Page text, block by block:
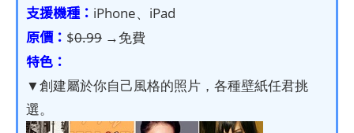
支援機種： iPhone、iPad
原價： $0.99 →免費
特色：
▼創建屬於你自己風格的照片，各種壁紙任君挑
選。